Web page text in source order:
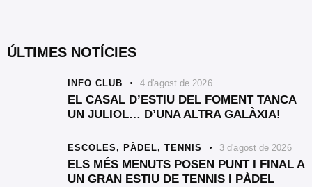
ÚLTIMES NOTÍCIES
INFO CLUB 4 d'agost de 2026
EL CASAL D’ESTIU DEL FOMENT TANCA
UN JULIOL… D’UNA ALTRA GALÀXIA!
ESCOLES, PÀDEL, TENNIS 3 d'agost de 2026
ELS MÉS MENUTS POSEN PUNT I FINAL A
UN GRAN ESTIU DE TENNIS I PÀDEL